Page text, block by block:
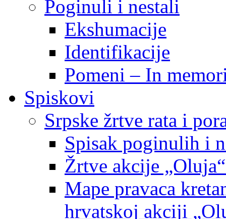
Poginuli i nestali
Ekshumacije
Identifikacije
Pomeni – In
Spiskovi
Srpske žrtve rata i
Spisak poginulih i
Žrtve akcije
Mape pravaca
hrvatskoj akciji